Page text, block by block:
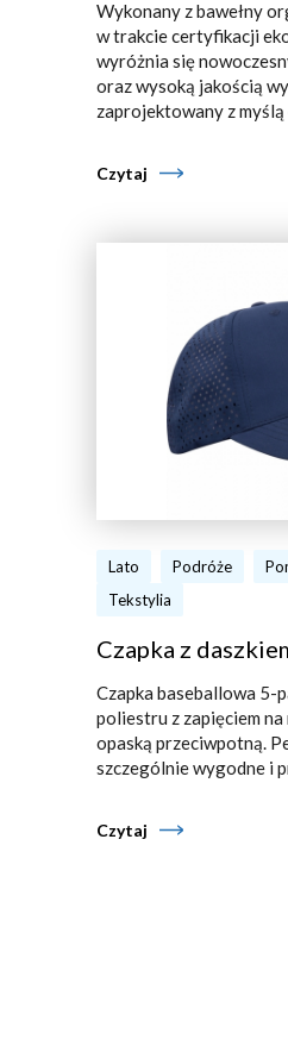
Wykonany z bawełny
w trakcie certyfikacji
wyróżnia się
oraz wysoką jakością
zaprojektowany z myślą
Czytaj
Lato Podróże
Tekstylia
Czapka z
Czapka baseballowa 5-
poliestru z zapięciem
opaską przeciwpotną.
szczególnie wygodne i
Czytaj